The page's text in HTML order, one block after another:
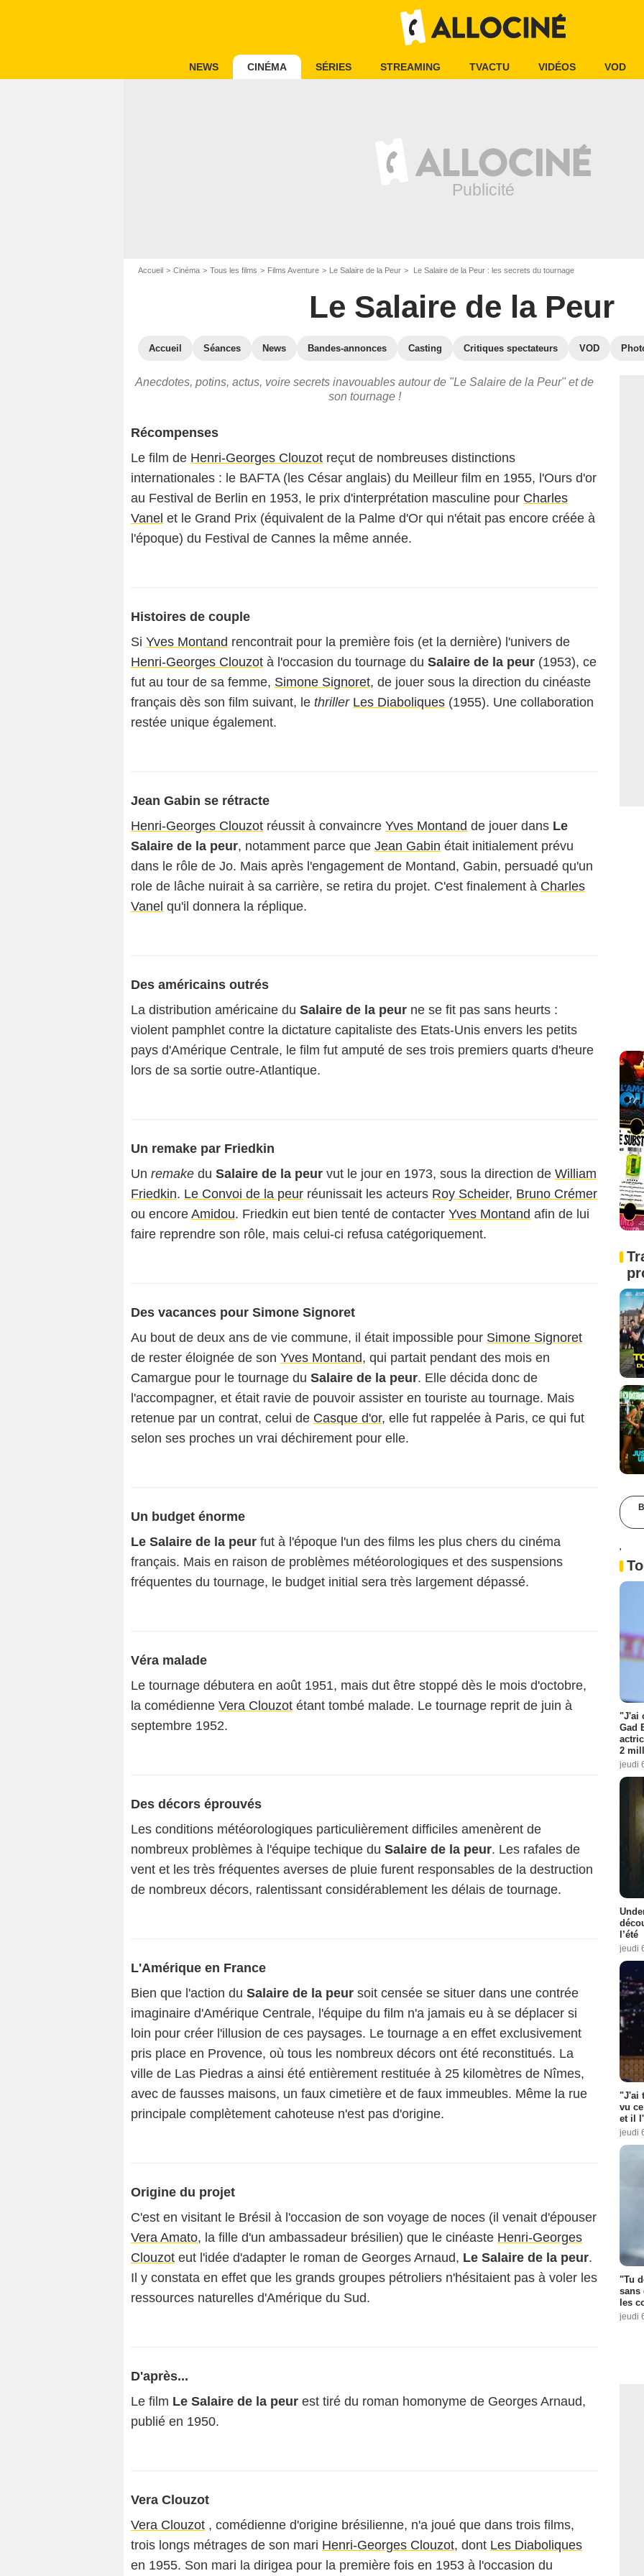
NEWS CINÉMA SÉRIES STREAMING TVACTU VIDÉOS VOD
Accueil Cinéma Tous les films Films Aventure Le Salaire de la Peur Le Salaire de la Peur : les secrets du tournage
Le Salaire de la Peur
Accueil Séances News Bandes-annonces Casting Critiques spectateurs VOD
Anecdotes, potins, actus, voire secrets inavouables autour de "Le Salaire de la Peur" et de
son tournage !
Récompenses
Le film de Henri-Georges Clouzot reçut de nombreuses distinctions
internationales : le BAFTA (les César anglais) du Meilleur film en 1955, l'Ours d'or
au Festival de Berlin en 1953, le prix d'interprétation masculine pour Charles
Vanel et le Grand Prix (équivalent de la Palme d'Or qui n'était pas encore créée à
l'époque) du Festival de Cannes la même année.
Histoires de couple
Si Yves Montand rencontrait pour la première fois (et la dernière) l'univers de
Henri-Georges Clouzot à l'occasion du tournage du Salaire de la peur (1953), ce
fut au tour de sa femme, Simone Signoret, de jouer sous la direction du cinéaste
français dès son film suivant, le thriller Les Diaboliques (1955). Une collaboration
restée unique également.
Jean Gabin se rétracte
Henri-Georges Clouzot réussit à convaincre Yves Montand de jouer dans Le
Salaire de la peur, notamment parce que Jean Gabin était initialement prévu
dans le rôle de Jo. Mais après l'engagement de Montand, Gabin, persuadé qu'un
role de lâche nuirait à sa carrière, se retira du projet. C'est finalement à Charles
Vanel qu'il donnera la réplique.
Des américains outrés
La distribution américaine du Salaire de la peur ne se fit pas sans heurts :
violent pamphlet contre la dictature capitaliste des Etats-Unis envers les petits
pays d'Amérique Centrale, le film fut amputé de ses trois premiers quarts d'heure
lors de sa sortie outre-Atlantique.
Un remake par Friedkin
Un remake du Salaire de la peur vut le jour en 1973, sous la direction de William
Friedkin. Le Convoi de la peur réunissait les acteurs Roy Scheider, Bruno Crémer
ou encore Amidou. Friedkin eut bien tenté de contacter Yves Montand afin de lui
faire reprendre son rôle, mais celui-ci refusa catégoriquement.
Des vacances pour Simone Signoret
Au bout de deux ans de vie commune, il était impossible pour Simone Signoret
de rester éloignée de son Yves Montand, qui partait pendant des mois en
Camargue pour le tournage du Salaire de la peur. Elle décida donc de
l'accompagner, et était ravie de pouvoir assister en touriste au tournage. Mais
retenue par un contrat, celui de Casque d'or, elle fut rappelée à Paris, ce qui fut
selon ses proches un vrai déchirement pour elle.
Un budget énorme
Le Salaire de la peur fut à l'époque l'un des films les plus chers du cinéma
français. Mais en raison de problèmes météorologiques et des suspensions
fréquentes du tournage, le budget initial sera très largement dépassé.
Véra malade
Le tournage débutera en août 1951, mais dut être stoppé dès le mois d'octobre,
la comédienne Vera Clouzot étant tombé malade. Le tournage reprit de juin à
septembre 1952.
Des décors éprouvés
Les conditions météorologiques particulièrement difficiles amenèrent de
nombreux problèmes à l'équipe techique du Salaire de la peur. Les rafales de
vent et les très fréquentes averses de pluie furent responsables de la destruction
de nombreux décors, ralentissant considérablement les délais de tournage.
L'Amérique en France
Bien que l'action du Salaire de la peur soit censée se situer dans une contrée
imaginaire d'Amérique Centrale, l'équipe du film n'a jamais eu à se déplacer si
loin pour créer l'illusion de ces paysages. Le tournage a en effet exclusivement
pris place en Provence, où tous les nombreux décors ont été reconstitués. La
ville de Las Piedras a ainsi été entièrement restituée à 25 kilomètres de Nîmes,
avec de fausses maisons, un faux cimetière et de faux immeubles. Même la rue
principale complètement cahoteuse n'est pas d'origine.
Origine du projet
C'est en visitant le Brésil à l'occasion de son voyage de noces (il venait d'épouser
Vera Amato, la fille d'un ambassadeur brésilien) que le cinéaste Henri-Georges
Clouzot eut l'idée d'adapter le roman de Georges Arnaud, Le Salaire de la peur.
Il y constata en effet que les grands groupes pétroliers n'hésitaient pas à voler les
ressources naturelles d'Amérique du Sud.
D'après...
Le film Le Salaire de la peur est tiré du roman homonyme de Georges Arnaud,
publié en 1950.
Vera Clouzot
Vera Clouzot , comédienne d'origine brésilienne, n'a joué que dans trois films,
trois longs métrages de son mari Henri-Georges Clouzot, dont Les Diaboliques
en 1955. Son mari la dirigea pour la première fois en 1953 à l'occasion du
'
"J'ai
Gad
2
jeudi
l’été
jeudi
"J'ai
vu
et il
jeudi
"Tu
sans
les
jeudi